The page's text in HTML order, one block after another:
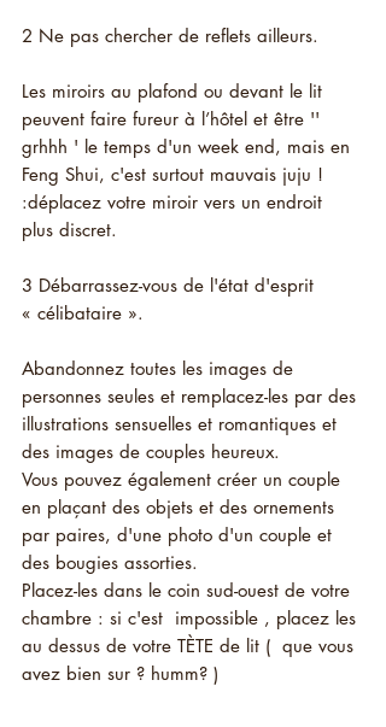
2 Ne pas chercher de reflets ailleurs.
Les miroirs au plafond ou devant le lit
peuvent faire fureur à l’hôtel et être ''
grhhh ' le temps d'un week end, mais en
Feng Shui, c'est surtout mauvais juju !
:déplacez votre miroir vers un endroit
plus discret.
3 Débarrassez-vous de l'état d'esprit
« célibataire ».
Abandonnez toutes les images de
personnes seules et remplacez-les par des
illustrations sensuelles et romantiques et
des images de couples heureux.
Vous pouvez également créer un couple
en plaçant des objets et des ornements
par paires, d'une photo d'un couple et
des bougies assorties.
Placez-les dans le coin sud-ouest de votre
chambre : si c'est  impossible , placez les
au dessus de votre TÈTE de lit (  que vous
avez bien sur ? humm? )